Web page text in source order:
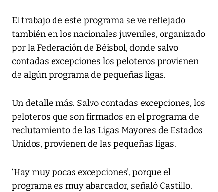
El trabajo de este programa se ve reflejado
también en los nacionales juveniles, organizado
por la Federación de Béisbol, donde salvo
contadas excepciones los peloteros provienen
de algún programa de pequeñas ligas.
Un detalle más. Salvo contadas excepciones, los
peloteros que son firmados en el programa de
reclutamiento de las Ligas Mayores de Estados
Unidos, provienen de las pequeñas ligas.
‘Hay muy pocas excepciones', porque el
programa es muy abarcador, señaló Castillo.